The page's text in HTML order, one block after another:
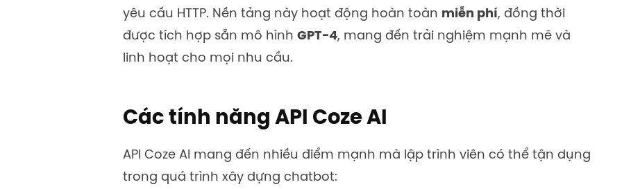
yêu cầu HTTP. Nền tảng này hoạt động hoàn toàn miễn phí, đồng thời
được tích hợp sẵn mô hình GPT-4, mang đến trải nghiệm mạnh mẽ và
linh hoạt cho mọi nhu cầu.
Các tính năng API Coze AI
API Coze AI mang đến nhiều điểm mạnh mà lập trình viên có thể tận dụng
trong quá trình xây dựng chatbot: